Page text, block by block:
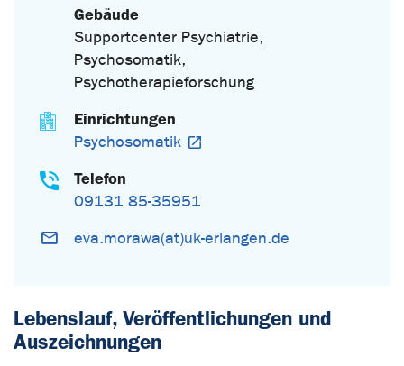
Gebäude
Supportcenter Psychiatrie,
Psychosomatik,
Psychotherapieforschung
Einrichtungen
Psychosomatik
Telefon
09131 85-35951
eva.morawa(at)uk-erlangen.de
Lebenslauf, Veröffentlichungen und
Auszeichnungen